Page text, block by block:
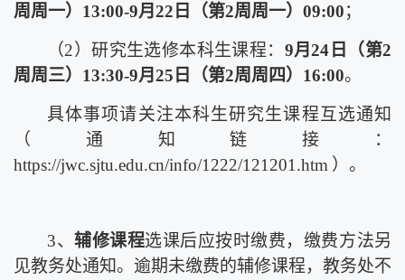
周周一） 13:00-9月 22 日（第2周周一） 09:00；
（2）研究生选修本科生课程： 9月24 日（第2
周周 三） 13:30-9月 25 日（第2周周 四 ） 16:00。
具体事项请关注本科生研究生课程互选通知
（通知链接：
https://jwc.sjtu.edu.cn/info/1222/121201.htm ）。
3、辅修课程选课后应按时缴费，缴费方法另
见教务处通知。逾期未缴费的辅修课程，教务处不